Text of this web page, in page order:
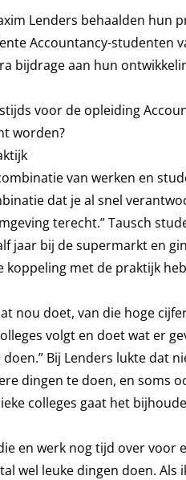
Lenders behaalden
Accountancy-studenten
bijdrage aan hun
voor de opleiding
worden?
van werken en
dat je al snel
terecht.” Tausch
jaar bij de supermarkt en
koppeling met de praktijk
nou doet, van die hoge
volgt en doet wat er
Bij Lenders lukte dat
dingen te doen, en soms
colleges gaat het
en werk nog tijd over voor
wel leuke dingen doen.